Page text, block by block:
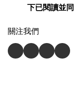
下已閱讀並
關注我們